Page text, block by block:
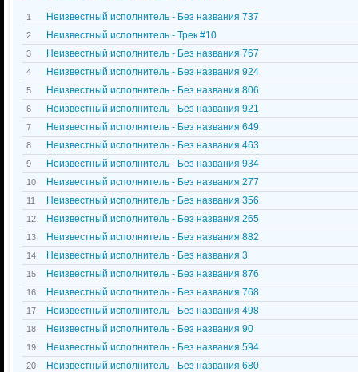
1 Неизвестный исполнитель - Без названия 737
2 Неизвестный исполнитель - Трек #10
3 Неизвестный исполнитель - Без названия 767
4 Неизвестный исполнитель - Без названия 924
5 Неизвестный исполнитель - Без названия 806
6 Неизвестный исполнитель - Без названия 921
7 Неизвестный исполнитель - Без названия 649
8 Неизвестный исполнитель - Без названия 463
9 Неизвестный исполнитель - Без названия 934
10 Неизвестный исполнитель - Без названия 277
11 Неизвестный исполнитель - Без названия 356
12 Неизвестный исполнитель - Без названия 265
13 Неизвестный исполнитель - Без названия 882
14 Неизвестный исполнитель - Без названия 3
15 Неизвестный исполнитель - Без названия 876
16 Неизвестный исполнитель - Без названия 768
17 Неизвестный исполнитель - Без названия 498
18 Неизвестный исполнитель - Без названия 90
19 Неизвестный исполнитель - Без названия 594
20 Неизвестный исполнитель - Без названия 680